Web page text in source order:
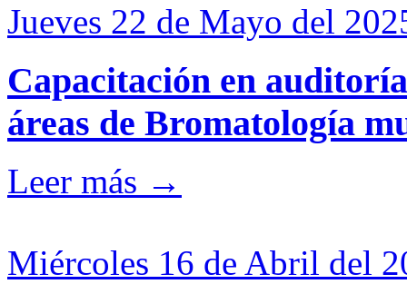
Jueves 22 de Mayo del
Capacitación en
áreas de Bromatología
Leer más →
Miércoles 16 de Abril del